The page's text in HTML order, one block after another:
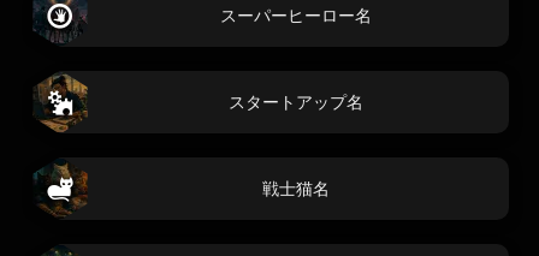
スーパーヒーロー名
スタートアップ名
戦士猫名